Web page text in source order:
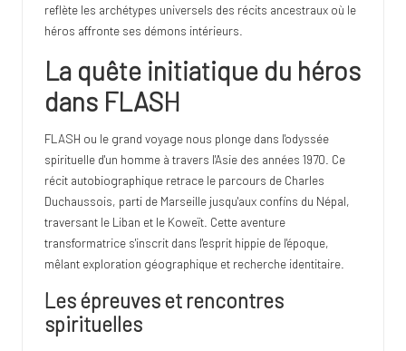
reflète les archétypes universels des récits ancestraux où le
héros affronte ses démons intérieurs.
La quête initiatique du héros
dans FLASH
FLASH ou le grand voyage nous plonge dans l'odyssée
spirituelle d'un homme à travers l'Asie des années 1970. Ce
récit autobiographique retrace le parcours de Charles
Duchaussois, parti de Marseille jusqu'aux confins du Népal,
traversant le Liban et le Koweït. Cette aventure
transformatrice s'inscrit dans l'esprit hippie de l'époque,
mêlant exploration géographique et recherche identitaire.
Les épreuves et rencontres
spirituelles